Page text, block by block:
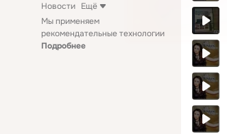
Новости Ещё
Мы применяем
рекомендательные технологии
Подробнее